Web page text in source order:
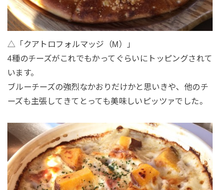
△「クアトロフォルマッジ（M）」
4種のチーズがこれでもかってぐらいにトッピングされて
います。
ブルーチーズの強烈なかおりだけかと思いきや、他のチ
ーズも主張してきてとっても美味しいピッツァでした。